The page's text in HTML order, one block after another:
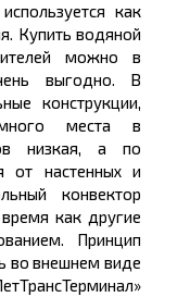
как
Купить водяной
можно в
выгодно. В
конструкции,
места в
низкая, а по
от настенных и
конвектор
как другие
Принцип
во внешнем виде